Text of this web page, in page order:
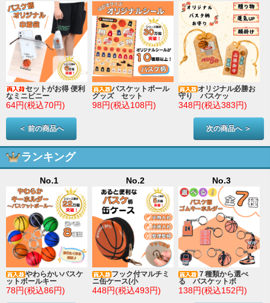
セットがお得 便利
なミニビニー
64円(税込70円)
バスケットボール
グッズ セット
98円(税込108円)
オリジナル必勝お
守り バスケッ
348円(税込383円)
＜ 前の商品へ 次の商品へ ＞
ランキング
No.1
やわらかいバスケ
ットボールキー
78円(税込86円)
No.2
フック付マルチミ
ニ缶ケース(小
448円(税込493円)
No.3
７種類から選べ
る バスケットボ
138円(税込152円)